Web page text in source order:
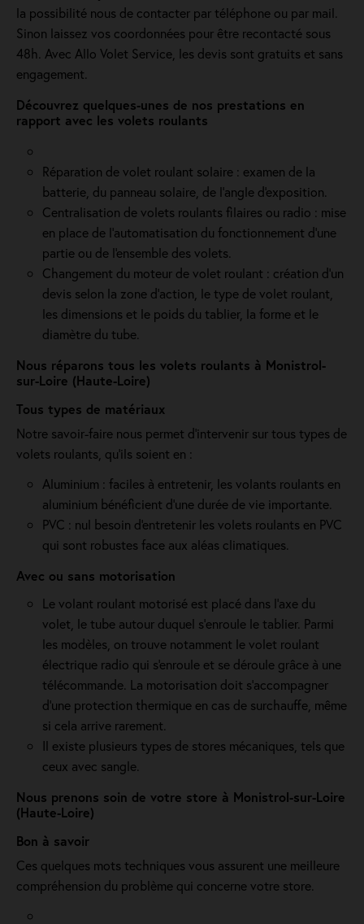
la possibilité nous de contacter par téléphone ou par mail.
Sinon laissez vos coordonnées pour être recontacté sous
48h. Avec Allo Volet Service, les devis sont gratuits et sans
engagement.
Découvrez quelques-unes de nos prestations en
rapport avec les volets roulants
Réparation de volet roulant solaire : examen de la
batterie, du panneau solaire, de l'angle d'exposition.
Centralisation de volets roulants filaires ou radio : mise
en place de l'automatisation du fonctionnement d’une
partie ou de l'ensemble des volets.
Changement du moteur de volet roulant : création d'un
devis selon la zone d’action, le type de volet roulant,
les dimensions et le poids du tablier, la forme et le
diamètre du tube.
Nous réparons tous les volets roulants à Monistrol-
sur-Loire (Haute-Loire)
Tous types de matériaux
Notre savoir-faire nous permet d'intervenir sur tous types de
volets roulants, qu'ils soient en :
Aluminium : faciles à entretenir, les volants roulants en
aluminium bénéficient d'une durée de vie importante.
PVC : nul besoin d'entretenir les volets roulants en PVC
qui sont robustes face aux aléas climatiques.
Avec ou sans motorisation
Le volant roulant motorisé est placé dans l’axe du
volet, le tube autour duquel s’enroule le tablier. Parmi
les modèles, on trouve notamment le volet roulant
électrique radio qui s'enroule et se déroule grâce à une
télécommande. La motorisation doit s'accompagner
d'une protection thermique en cas de surchauffe, même
si cela arrive rarement.
Il existe plusieurs types de stores mécaniques, tels que
ceux avec sangle.
Nous prenons soin de votre store à Monistrol-sur-Loire
(Haute-Loire)
Bon à savoir
Ces quelques mots techniques vous assurent une meilleure
compréhension du problème qui concerne votre store.